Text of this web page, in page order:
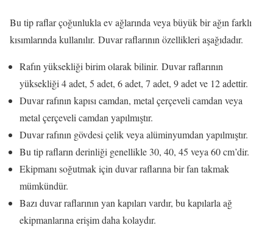
Bu tip raflar çoğunlukla ev ağlarında veya büyük bir ağın farklı
kısımlarında kullanılır. Duvar raflarının özellikleri aşağıdadır.
Rafın yüksekliği birim olarak bilinir. Duvar raflarının
yüksekliği 4 adet, 5 adet, 6 adet, 7 adet, 9 adet ve 12 adettir.
Duvar rafının kapısı camdan, metal çerçeveli camdan veya
metal çerçeveli camdan yapılmıştır.
Duvar rafının gövdesi çelik veya alüminyumdan yapılmıştır.
Bu tip rafların derinliği genellikle 30, 40, 45 veya 60 cm’dir.
Ekipmanı soğutmak için duvar raflarına bir fan takmak
mümkündür.
Bazı duvar raflarının yan kapıları vardır, bu kapılarla ağ
ekipmanlarına erişim daha kolaydır.